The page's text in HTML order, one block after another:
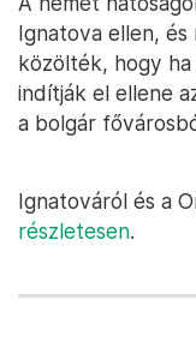
Ignatova ellen, és
közölték, hogy
indítják el ellene
a bolgár
Ignatováról és a
részletesen.